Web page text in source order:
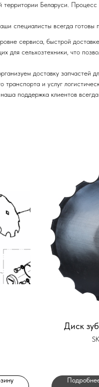
территории Беларуси.
специалисты всегда готовы
сервиса, быстрой
для сельхозтехники, что
доставку запчастей
транспорта и услуг
поддержка клиентов
Диск